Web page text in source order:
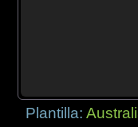
Plantilla: